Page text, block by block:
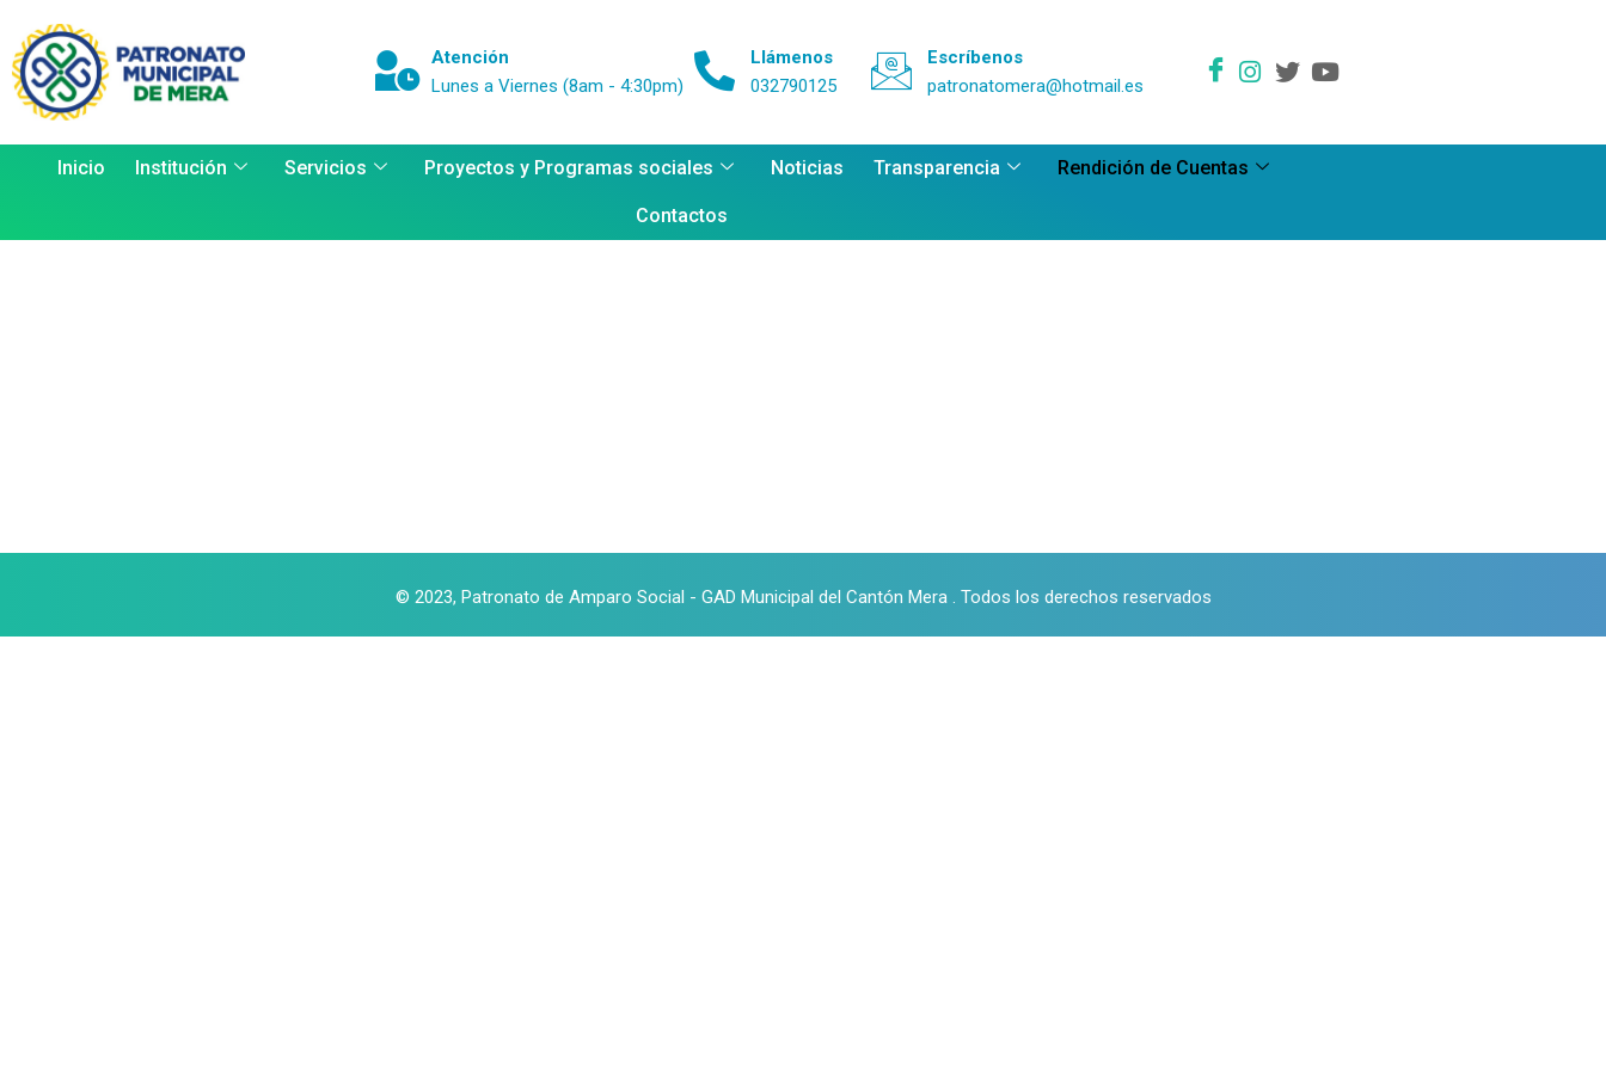
Atención
Lunes a Viernes (8am - 4:30pm)
Llámenos
032790125
Escríbenos
patronatomera@hotmail.es
Inicio Institución Servicios Proyectos y Programas sociales Noticias Transparencia Rendición de Cuentas
Contactos
© 2023, Patronato de Amparo Social - GAD Municipal del Cantón Mera . Todos los derechos reservados